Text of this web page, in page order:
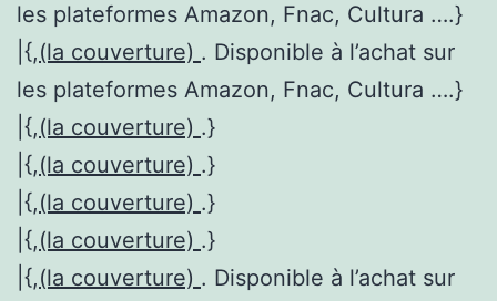
les plateformes Amazon, Fnac, Cultura ….}
|{,(la couverture) . Disponible à l’achat sur
les plateformes Amazon, Fnac, Cultura ….}
|{,(la couverture) .}
|{,(la couverture) .}
|{,(la couverture) .}
|{,(la couverture) .}
|{,(la couverture) . Disponible à l’achat sur